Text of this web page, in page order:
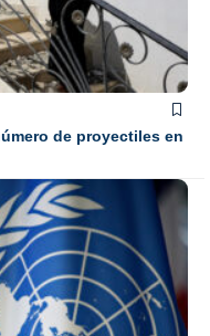
de proyectiles en